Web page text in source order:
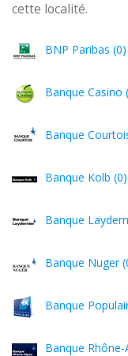
cette localité.
BNP Paribas (0)
Banque Casino
Banque
Banque Kolb (0)
Banque
Banque Nuger
Banque
Banque Rhône-